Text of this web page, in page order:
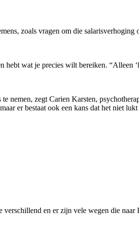
zoals vragen om die
wat je precies wilt bereiken. “Alleen
nemen, zegt Carien Karsten,
er bestaat ook een kans dat het niet
verschillend en er zijn vele wegen die naar